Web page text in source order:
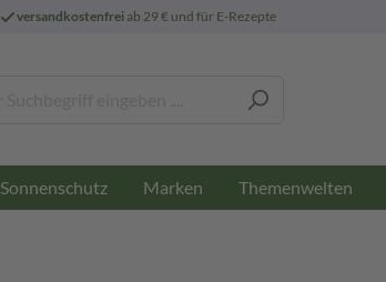
versandkostenfreiab 29 € und für E-Rezepte
Sonnenschutz Marken Themenwelten